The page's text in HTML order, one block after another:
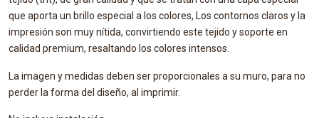
que aporta un brillo especial a los colores, Los contornos claros y la
impresión son muy nítida, convirtiendo este tejido y soporte en
calidad premium, resaltando los colores intensos.
La imagen y medidas deben ser proporcionales a su muro, para no
perder la forma del diseño, al imprimir.